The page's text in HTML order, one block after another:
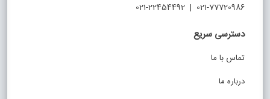
021-77720986 | 021-22454492
دسترسی سریع
تماس با ما
درباره ما